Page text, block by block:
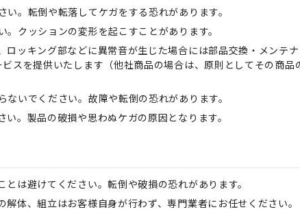
。転倒や転落してケガをする恐れがあります。
クッションの変形を起こすことがあります。
ロッキング部などに異常音が生じた場合には部品交換・メンテ
スを提供いたします（他社商品の場合は、原則としてその商
いでください。故障や転倒の恐れがあります。
。製品の破損や思わぬケガの原因となります。
は避けてください。転倒や破損の恐れがあります。
体、組立はお客様自身が行わず、専門業者にお任せください。